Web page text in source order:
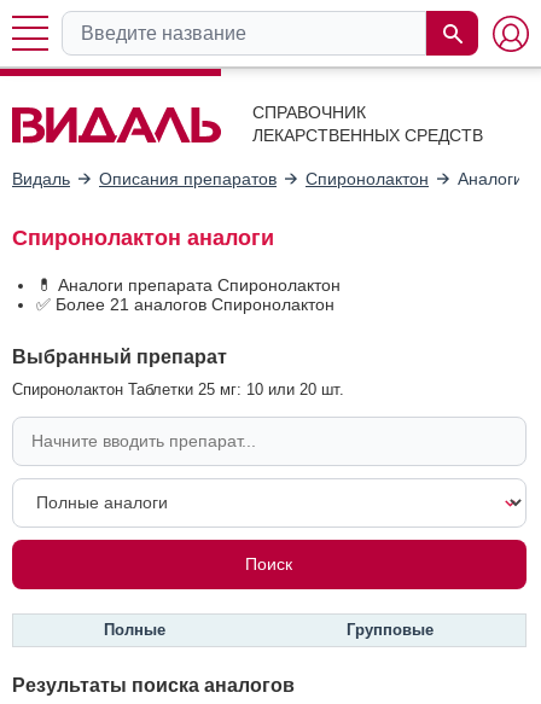
СПРАВОЧНИК
ЛЕКАРСТВЕННЫХ СРЕДСТВ
Видаль Описания препаратов Спиронолактон Аналоги
Спиронолактон аналоги
💊 Аналоги препарата Спиронолактон
✅ Более 21 аналогов Спиронолактон
Выбранный препарат
Спиронолактон Таблетки 25 мг: 10 или 20 шт.
Полные Групповые
Результаты поиска аналогов